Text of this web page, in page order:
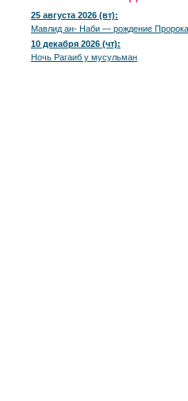
25 августа 2026 (вт):
Мавлид ан- Наби — рождение
10 декабря 2026 (чт):
Ночь Рагаиб у мусульман